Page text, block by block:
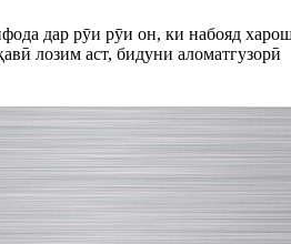
дар рӯи рӯи он, ки набояд
лозим аст, бидуни аломатгузорӣ